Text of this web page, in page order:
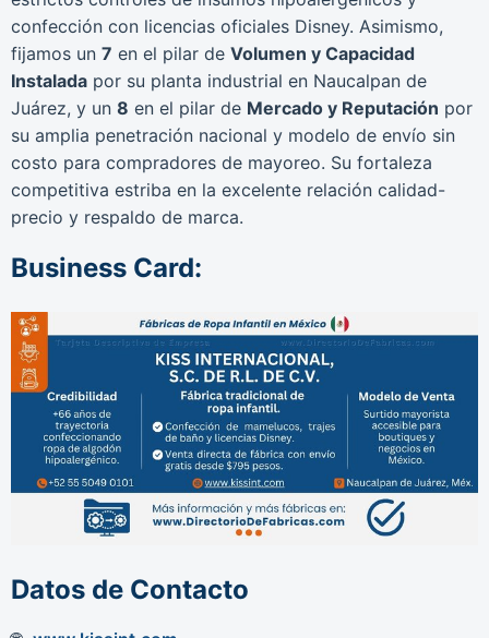
confección con licencias oficiales Disney. Asimismo,
fijamos un 7 en el pilar de Volumen y Capacidad
Instalada por su planta industrial en Naucalpan de
Juárez, y un 8 en el pilar de Mercado y Reputación por
su amplia penetración nacional y modelo de envío sin
costo para compradores de mayoreo. Su fortaleza
competitiva estriba en la excelente relación calidad-
precio y respaldo de marca.
Business Card:
Datos de Contacto